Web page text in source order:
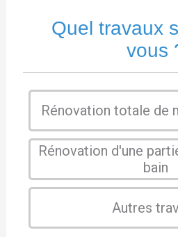
Quel travaux
vous
Rénovation totale de
Rénovation d'une
bain
Autres